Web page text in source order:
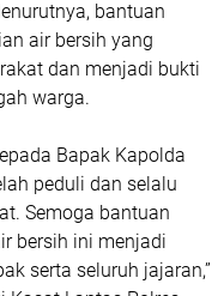
bantuan
air bersih yang
dan menjadi bukti
warga.
Bapak Kapolda
peduli dan selalu
Semoga bantuan
bersih ini menjadi
serta seluruh jajaran,”